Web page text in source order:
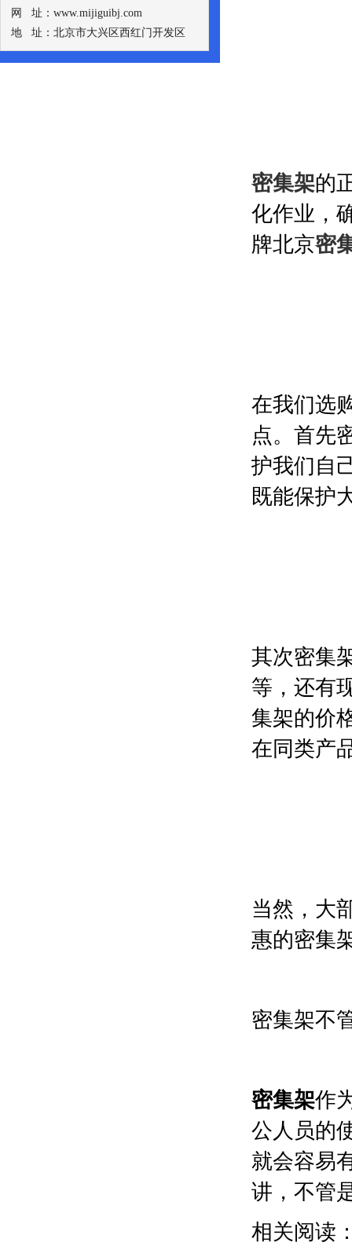
网 址：www.mijiguibj.com
地 址：北京市大兴区西红门开发区
密集架的
化作业，
牌北京密
在我们选
点。首先
护我们自
既能保护
其次密集
等，还有
集架的价
在同类产
当然，大
惠的密集
密集架不
密集架作
公人员的
就会容易
讲，不管
相关阅读